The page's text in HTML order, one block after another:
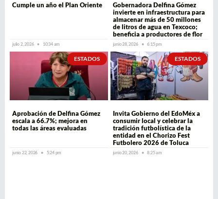
Cumple un año el Plan Oriente
julio 2, 2026 10:34 am
Gobernadora Delfina Gómez
invierte en infraestructura para
almacenar más de 50 millones
de litros de agua en Texcoco;
beneficia a productores de flor
junio 28, 2026 6:15 pm
ESTADOS
Aprobación de Delfina Gómez
escala a 66.7%; mejora en
todas las áreas evaluadas
junio 22, 2026 5:24 pm
ESTADOS
Invita Gobierno del EdoMéx a
consumir local y celebrar la
tradición futbolística de la
entidad en el Chorizo Fest
Futbolero 2026 de Toluca
junio 20, 2026 8:25 am